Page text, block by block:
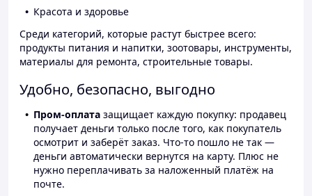
Красота и здоровье
Среди категорий, которые растут быстрее всего:
продукты питания и напитки, зоотовары, инструменты,
материалы для ремонта, строительные товары.
Удобно, безопасно, выгодно
Пром-оплата защищает каждую покупку: продавец
получает деньги только после того, как покупатель
осмотрит и заберёт заказ. Что-то пошло не так —
деньги автоматически вернутся на карту. Плюс не
нужно переплачивать за наложенный платёж на
почте.